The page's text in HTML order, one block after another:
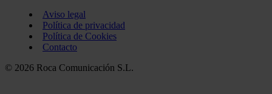
Aviso legal
Política de privacidad
Política de Cookies
Contacto
© 2026 Roca Comunicación S.L.